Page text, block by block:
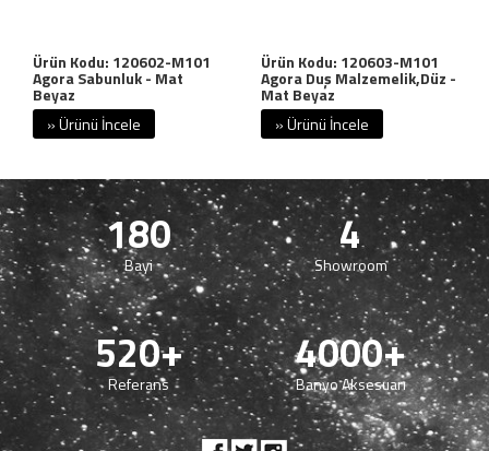
Ürün Kodu: 120602-M101
Agora Sabunluk - Mat
Beyaz
» Ürünü İncele
Ürün Kodu: 120603-M101
Agora Duş Malzemelik,Düz -
Mat Beyaz
» Ürünü İncele
180
Bayi
4
Showroom
520+
Referans
4000+
Banyo Aksesuarı